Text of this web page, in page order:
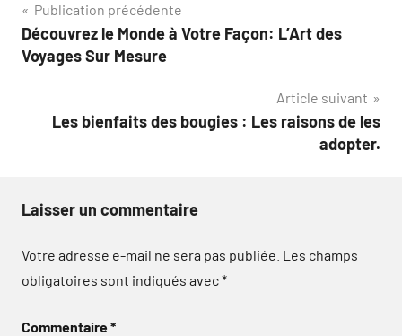
Navigation
de
Publication précédente
Découvrez le Monde à Votre Façon: L’Art des
Voyages Sur Mesure
Article suivant
Les bienfaits des bougies : Les raisons de les
adopter.
Laisser un commentaire
Votre adresse e-mail ne sera pas publiée. Les champs
obligatoires sont indiqués avec*
Commentaire*